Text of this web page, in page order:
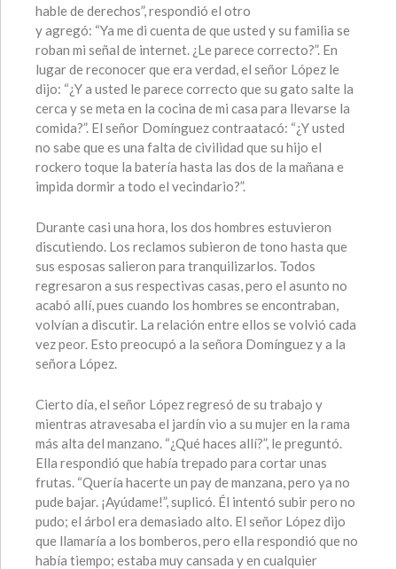
hable de derechos”, respondió el otro
y agregó: “Ya me di cuenta de que usted y su familia se
roban mi señal de internet. ¿Le parece correcto?”. En
lugar de reconocer que era verdad, el señor López le
dijo: “¿Y a usted le parece correcto que su gato salte la
cerca y se meta en la cocina de mi casa para llevarse la
comida?”. El señor Domínguez contraatacó: “¿Y usted
no sabe que es una falta de civilidad que su hijo el
rockero toque la batería hasta las dos de la mañana e
impida dormir a todo el vecindario?”.
Durante casi una hora, los dos hombres estuvieron
discutiendo. Los reclamos subieron de tono hasta que
sus esposas salieron para tranquilizarlos. Todos
regresaron a sus respectivas casas, pero el asunto no
acabó allí, pues cuando los hombres se encontraban,
volvían a discutir. La relación entre ellos se volvió cada
vez peor. Esto preocupó a la señora Domínguez y a la
señora López.
Cierto día, el señor López regresó de su trabajo y
mientras atravesaba el jardín vio a su mujer en la rama
más alta del manzano. “¿Qué haces allí?”, le preguntó.
Ella respondió que había trepado para cortar unas
frutas. “Quería hacerte un pay de manzana, pero ya no
pude bajar. ¡Ayúdame!”, suplicó. Él intentó subir pero no
pudo; el árbol era demasiado alto. El señor López dijo
que llamaría a los bomberos, pero ella respondió que no
había tiempo; estaba muy cansada y en cualquier